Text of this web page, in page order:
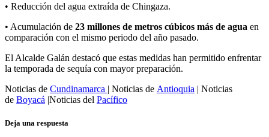
• Reducción del agua extraída de Chingaza.
• Acumulación de 23 millones de metros cúbicos más de agua en
comparación con el mismo periodo del año pasado.
El Alcalde Galán destacó que estas medidas han permitido enfrentar
la temporada de sequía con mayor preparación.
Noticias de Cundinamarca | Noticias de Antioquia | Noticias
de Boyacá |Noticias del Pacífico
Deja una respuesta